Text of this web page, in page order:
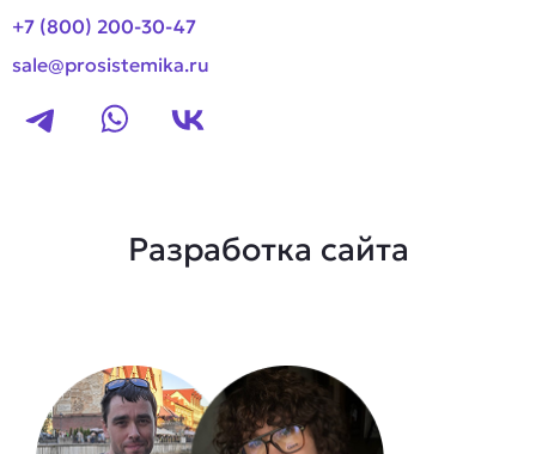
+7 (800) 200-30-47
sale@prosistemika.ru
Разработка сайта